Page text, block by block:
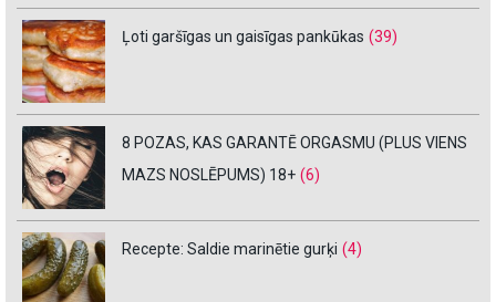
Ļoti garšīgas un gaisīgas pankūkas (39)
8 POZAS, KAS GARANTĒ ORGASMU (PLUS VIENS
MAZS NOSLĒPUMS) 18+ (6)
Recepte: Saldie marinētie gurķi (4)